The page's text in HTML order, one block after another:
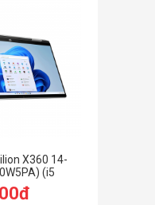
X360 14-
(i5
512GB